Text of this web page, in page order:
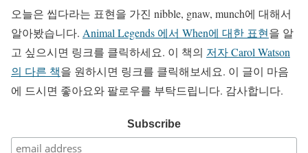
오늘은 씹다라는 표현을 가진 nibble, gnaw, munch에 대해서
알아봤습니다. Animal Legends 에서 When에 대한 표현을 알
고 싶으시면 링크를 클릭하세요. 이 책의 저자 Carol Watson
의 다른 책을 원하시면 링크를 클릭해보세요. 이 글이 마음
에 드시면 좋아요와 팔로우를 부탁드립니다. 감사합니다.
Subscribe